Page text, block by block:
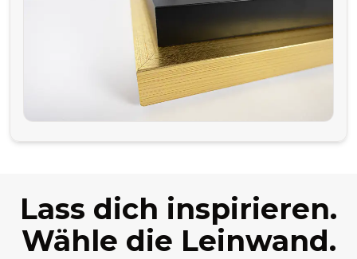
Lass dich inspirieren.
Wähle die Leinwand.